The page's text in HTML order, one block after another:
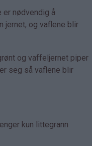
nødvendig å
jernet, og vaflene blir
og vaffeljernet piper
seg så vaflene blir
kun littegrann